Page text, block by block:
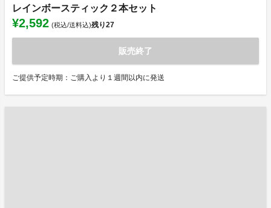
レインボースティック２本セット
¥2,592 (税込/送料込)残り27
販売終了
ご提供予定時期：ご購入より１週間以内に発送